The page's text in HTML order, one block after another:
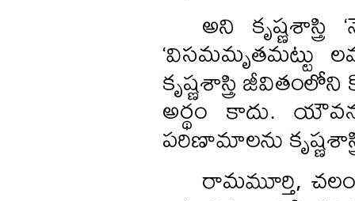
అని
‘విసమమృతమట్టు
కృష్ణశాస్త్రి
అర్థం కాదు.
పరిణామాలను
రామమూర్తి, చలం,